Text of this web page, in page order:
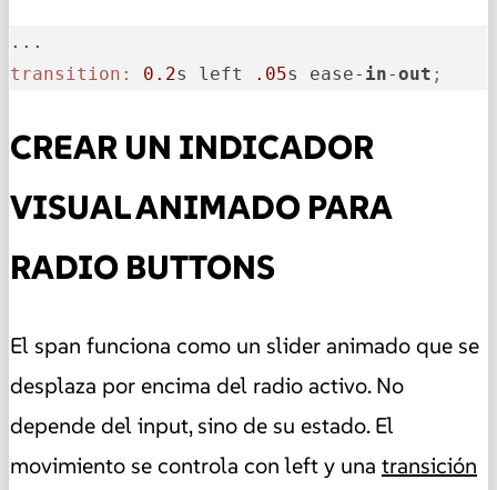
transition:
0.2s left .05s ease- in-out ;
CREAR UN INDICADOR
VISUAL ANIMADO PARA
RADIO BUTTONS
El span funciona como un slider animado que se
desplaza por encima del radio activo. No
depende del input, sino de su estado. El
movimiento se controla con left y una transición